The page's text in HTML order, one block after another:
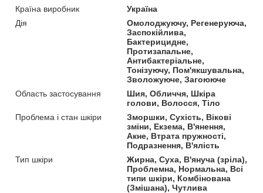
Країна виробник
Україна
Дія
Омолоджуючу, Регенеруюча,
Заспокійлива,
Бактерицидне,
Протизапальне,
Антибактеріальне,
Тонізуючу, Пом'якшувальна,
Зволожуюче, Загоююче
Область застосування
Шия, Обличчя, Шкіра
голови, Волосся, Тіло
Проблема і стан шкіри
Зморшки, Сухість, Вікові
зміни, Екзема, В'янення,
Акне, Втрата пружності,
Подразнення, В'ялість
Тип шкіри
Жирна, Суха, В'януча (зріла),
Проблемна, Нормальна, Всі
типи шкіри, Комбінована
(Змішана), Чутлива